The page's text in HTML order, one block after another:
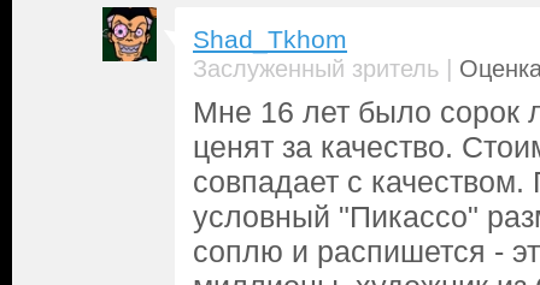
Shad_Tkhom
Заслуженный зритель |
Мне 16 лет было сорок
ценят за качество.
совпадает с
условный "Пикассо"
соплю и распишется -